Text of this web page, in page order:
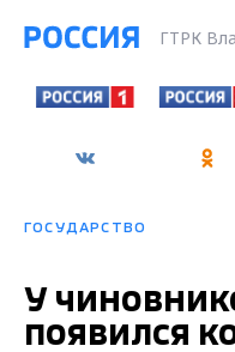
ГТРК
ГОСУДАРСТВО
У
появился